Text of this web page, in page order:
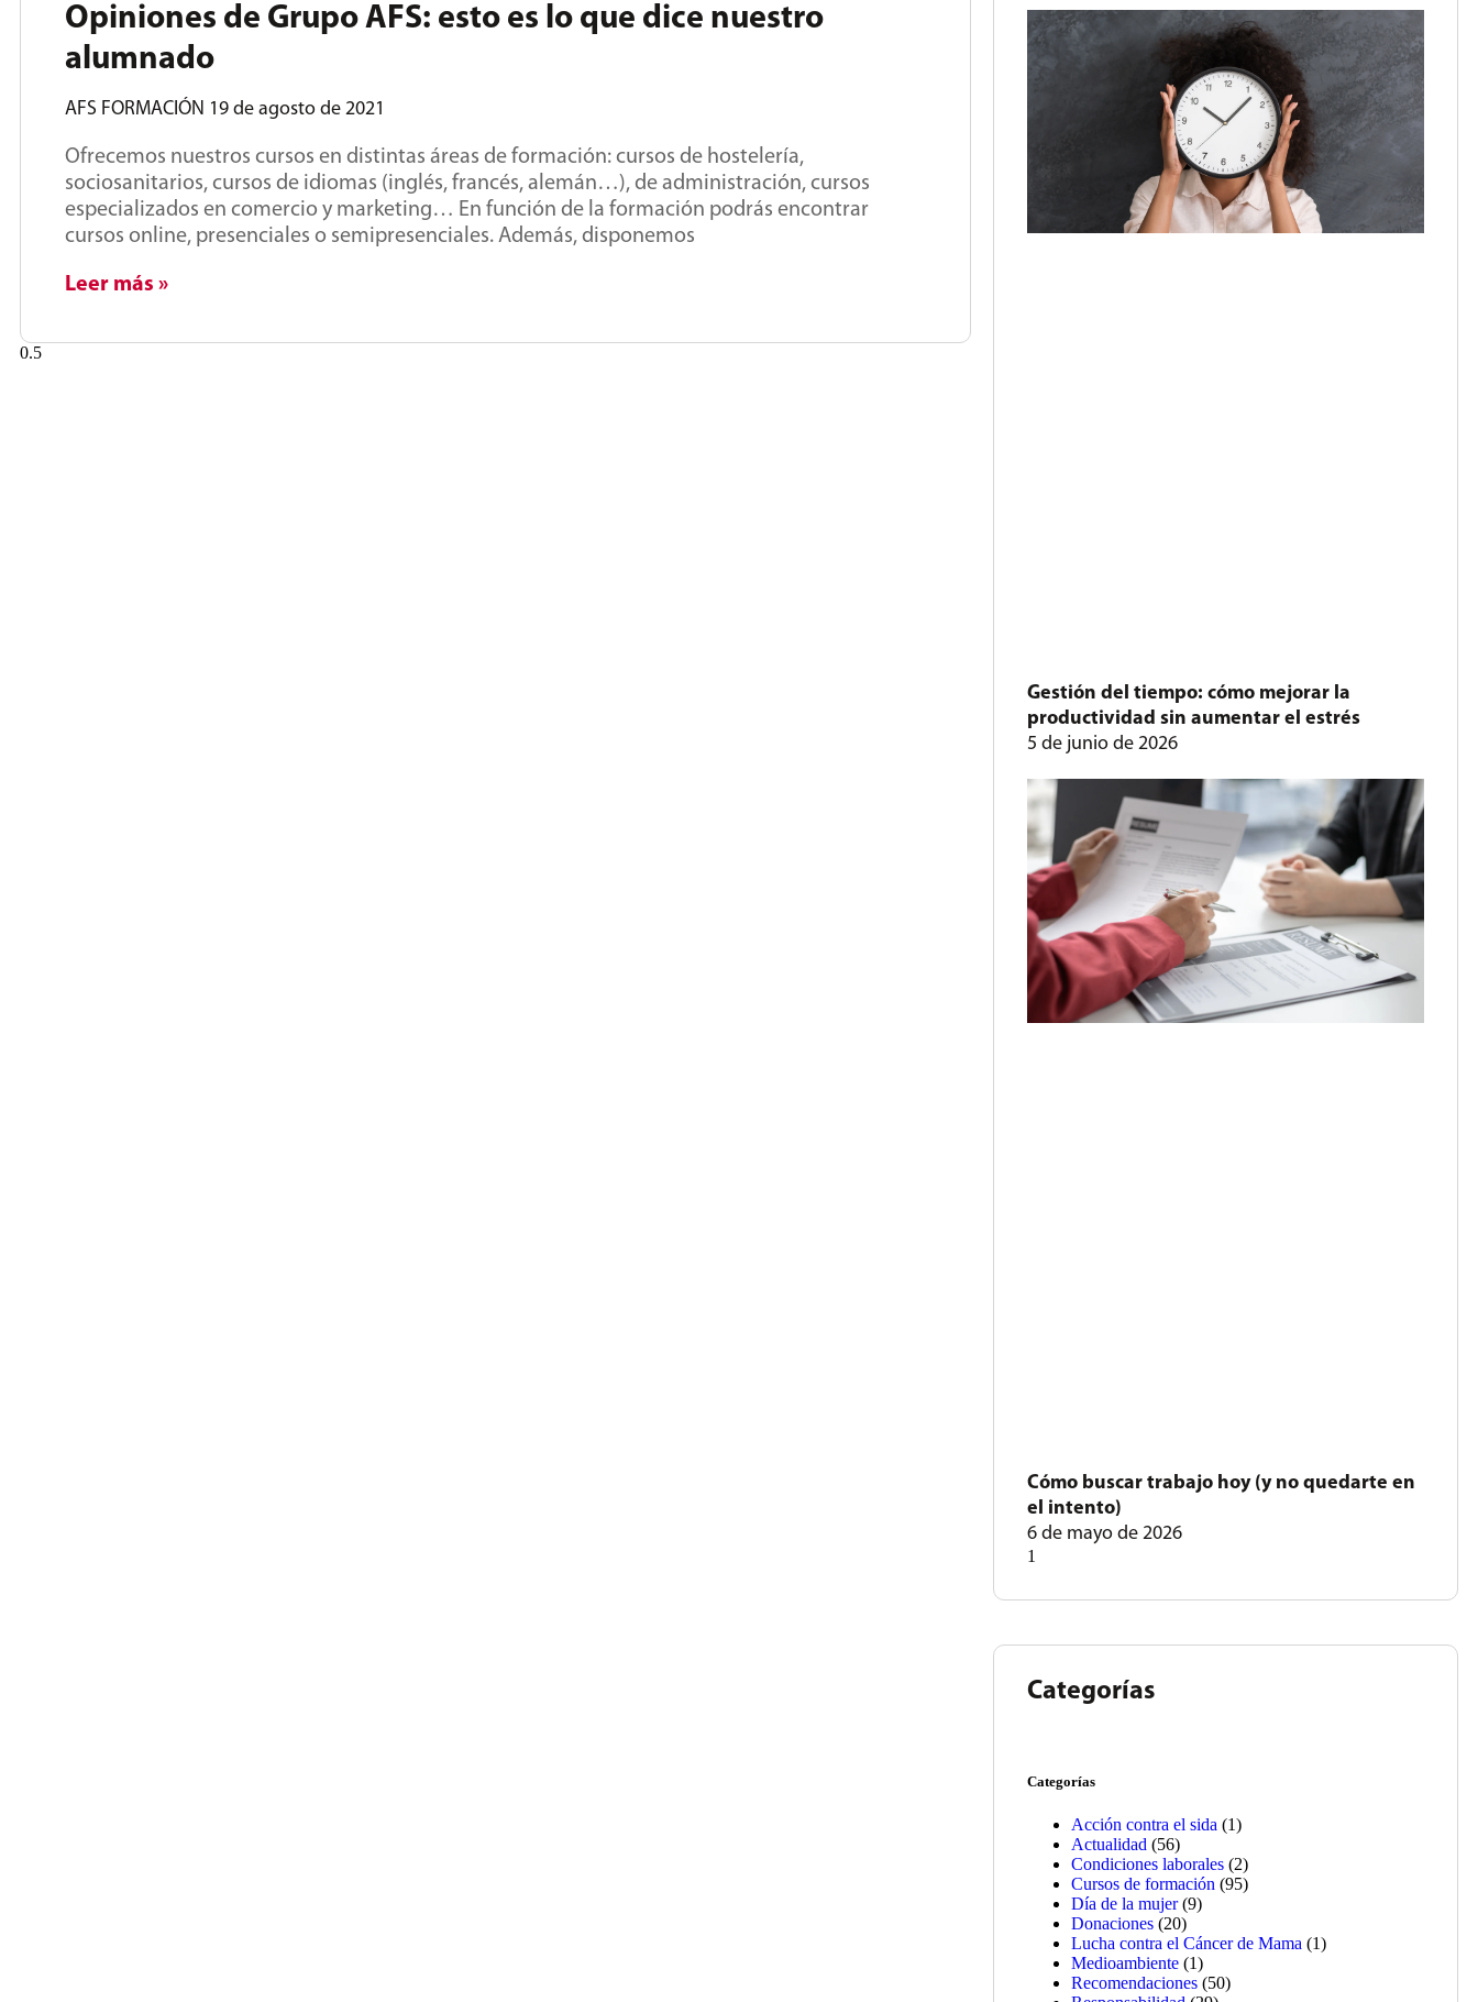
Opiniones de Grupo AFS: esto es lo que dice nuestro
alumnado
AFS FORMACIÓN 19 de agosto de 2021
Ofrecemos nuestros cursos en distintas áreas de formación: cursos de hostelería,
sociosanitarios, cursos de idiomas (inglés, francés, alemán…), de administración, cursos
especializados en comercio y marketing… En función de la formación podrás encontrar
cursos online, presenciales o semipresenciales. Además, disponemos
Leer más »
Gestión del tiempo: cómo mejorar la
productividad sin aumentar el estrés
5 de junio de 2026
Cómo buscar trabajo hoy (y no quedarte en
el intento)
6 de mayo de 2026
Categorías
Categorías
Acción contra el sida (1)
Actualidad (56)
Condiciones laborales (2)
Cursos de formación (95)
Día de la mujer(9)
Donaciones (20)
Lucha contra el Cáncer de Mama (1)
Medioambiente (1)
Recomendaciones (50)